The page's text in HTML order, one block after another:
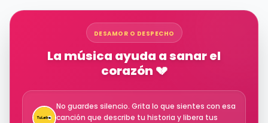
DESAMOR O DESPECHO
La música ayuda a sanar el
corazón 💔
No guardes silencio. Grita lo que sientes con esa
canción que describe tu historia y libera tus